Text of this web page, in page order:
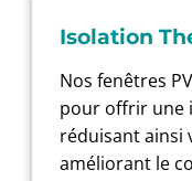
Isolation
Nos fenêtres
pour offrir une
réduisant ainsi
améliorant le